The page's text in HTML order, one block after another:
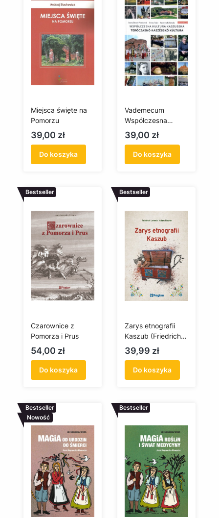
Miejsca święte na
Pomorzu
Cena
39,00 zł
Do koszyka
Vademecum
Współczesna
kultura kaszubska /
Terôczasnô
kaszëbskô kùltura
Cena
39,00 zł
Do koszyka
Bestseller
Czarownice z
Pomorza i Prus
Cena
54,00 zł
Do koszyka
Bestseller
Zarys etnografii
Kaszub (Friedrich
Lorentz, Adam
Fischer)
Cena
39,99 zł
Do koszyka
Bestseller
Nowość
Bestseller